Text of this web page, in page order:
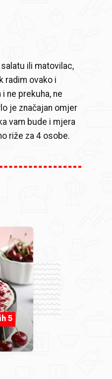
ili matovilac,
radim ovako i
ne prekuha, ne
je značajan omjer
vam bude i mjera
riže za 4 osobe.
5